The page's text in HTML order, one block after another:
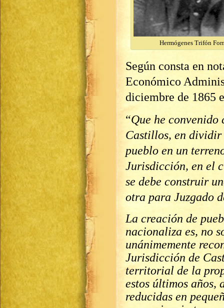
Hermógenes Trifón
Según consta en
Económico
diciembre de 1865
“Que he
Castillos, en
pueblo en un
Jurisdicción, en el
se debe construir
otra para Juzgado
La creación de
nacionaliza es, no
unánimemente
Jurisdicción de
territorial de la
estos últimos años,
reducidas en